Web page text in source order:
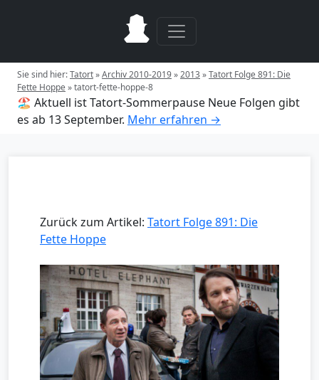
Sie sind hier:Tatort»Archiv 2010-2019»2013»Tatort Folge 891: Die
Fette Hoppe»tatort-fette-hoppe-8
🏖️ Aktuell ist Tatort-Sommerpause Neue Folgen gibt
es ab 13 September. Mehr erfahren →
Zurück zum Artikel: Tatort Folge 891: Die
Fette Hoppe